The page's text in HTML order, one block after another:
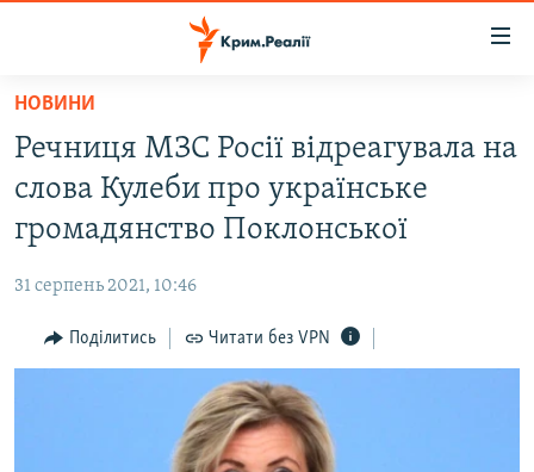
Перейти
основного
матеріалу
до
основної
навігації
Перейти
до
ВОДА.КРИМ
ВІДЕО ТА ФОТО
БЛОГИ
ПОГЛЯД
НОВИНИ
Речниця МЗС Росії відреагувала на
слова Кулеби про українське
громадянство Поклонської
31 серпень 2021, 10:46
Поділитись Читати без VPN